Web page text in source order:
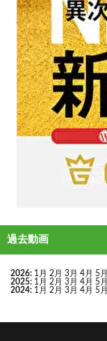
過去動画
2026: 1月 2月 3月 4月 5月
2025: 1月 2月 3月 4月 5月
2024: 1月 2月 3月 4月 5月